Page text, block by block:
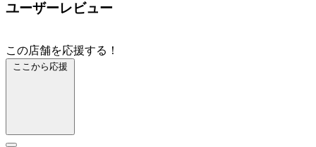
ユーザーレビュー
この店舗を応援する！
ここから応援